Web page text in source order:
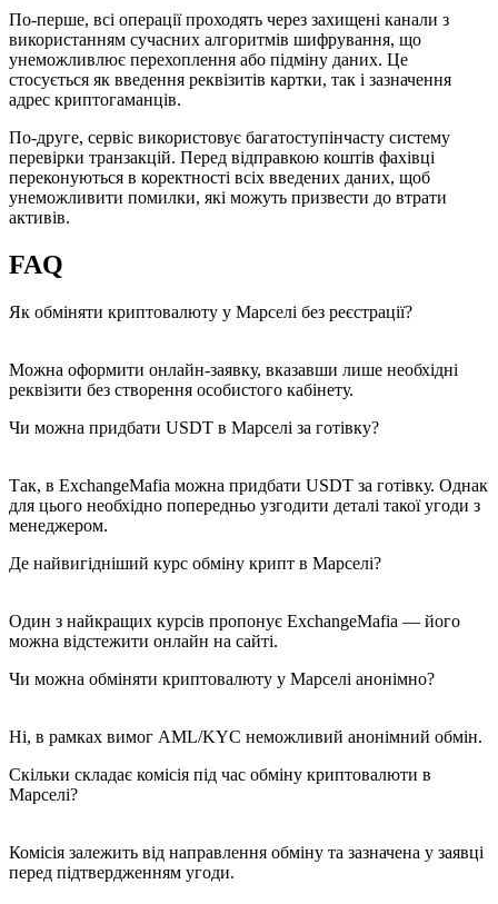
По-перше, всі операції проходять через захищені канали з
використанням сучасних алгоритмів шифрування, що
унеможливлює перехоплення або підміну даних. Це
стосується як введення реквізитів картки, так і зазначення
адрес криптогаманців.
По-друге, сервіс використовує багатоступінчасту систему
перевірки транзакцій. Перед відправкою коштів фахівці
переконуються в коректності всіх введених даних, щоб
унеможливити помилки, які можуть призвести до втрати
активів.
FAQ
Як обміняти криптовалюту у Марселі без реєстрації?
Можна оформити онлайн-заявку, вказавши лише необхідні
реквізити без створення особистого кабінету.
Чи можна придбати USDT в Марселі за готівку?
Так, в ExchangeMafia можна придбати USDT за готівку. Однак
для цього необхідно попередньо узгодити деталі такої угоди з
менеджером.
Де найвигідніший курс обміну крипт в Марселі?
Один з найкращих курсів пропонує ExchangeMafia — його
можна відстежити онлайн на сайті.
Чи можна обміняти криптовалюту у Марселі анонімно?
Ні, в рамках вимог AML/KYC неможливий анонімний обмін.
Скільки складає комісія під час обміну криптовалюти в
Марселі?
Комісія залежить від направлення обміну та зазначена у заявці
перед підтвердженням угоди.